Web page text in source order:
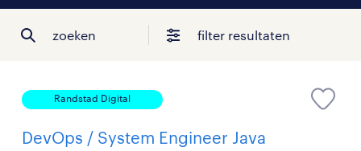
zoeken filter resultaten
Randstad Digital
DevOps / System Engineer Java